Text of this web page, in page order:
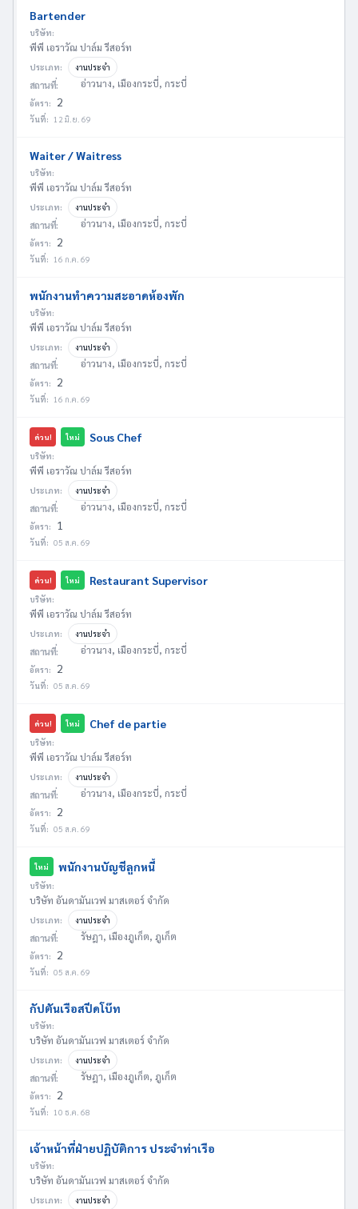
Bartender
บริษัท:
พีพี เอราวัณ ปาล์ม รีสอร์ท
ประเภท: งานประจำ
สถานที่: อ่าวนาง, เมืองกระบี่, กระบี่
อัตรา: 2
วันที่: 12 มิ.ย. 69
Waiter / Waitress
บริษัท:
พีพี เอราวัณ ปาล์ม รีสอร์ท
ประเภท: งานประจำ
สถานที่: อ่าวนาง, เมืองกระบี่, กระบี่
อัตรา: 2
วันที่: 16 ก.ค. 69
พนักงานทำความสะอาดห้องพัก
บริษัท:
พีพี เอราวัณ ปาล์ม รีสอร์ท
ประเภท: งานประจำ
สถานที่: อ่าวนาง, เมืองกระบี่, กระบี่
อัตรา: 2
วันที่: 16 ก.ค. 69
ด่วน! ใหม่ Sous Chef
บริษัท:
พีพี เอราวัณ ปาล์ม รีสอร์ท
ประเภท: งานประจำ
สถานที่: อ่าวนาง, เมืองกระบี่, กระบี่
อัตรา: 1
วันที่: 05 ส.ค. 69
ด่วน! ใหม่ Restaurant Supervisor
บริษัท:
พีพี เอราวัณ ปาล์ม รีสอร์ท
ประเภท: งานประจำ
สถานที่: อ่าวนาง, เมืองกระบี่, กระบี่
อัตรา: 2
วันที่: 05 ส.ค. 69
ด่วน! ใหม่ Chef de partie
บริษัท:
พีพี เอราวัณ ปาล์ม รีสอร์ท
ประเภท: งานประจำ
สถานที่: อ่าวนาง, เมืองกระบี่, กระบี่
อัตรา: 2
วันที่: 05 ส.ค. 69
ใหม่ พนักงานบัญชีลูกหนี้
บริษัท:
บริษัท อันดามันเวฟ มาสเตอร์ จำกัด
ประเภท: งานประจำ
สถานที่: รัษฎา, เมืองภูเก็ต, ภูเก็ต
อัตรา: 2
วันที่: 05 ส.ค. 69
กัปตันเรือสปีดโบ๊ท
บริษัท:
บริษัท อันดามันเวฟ มาสเตอร์ จำกัด
ประเภท: งานประจำ
สถานที่: รัษฎา, เมืองภูเก็ต, ภูเก็ต
อัตรา: 2
วันที่: 10 ธ.ค. 68
เจ้าหน้าที่ฝ่ายปฏิบัติการ ประจำท่าเรือ
บริษัท:
บริษัท อันดามันเวฟ มาสเตอร์ จำกัด
ประเภท: งานประจำ